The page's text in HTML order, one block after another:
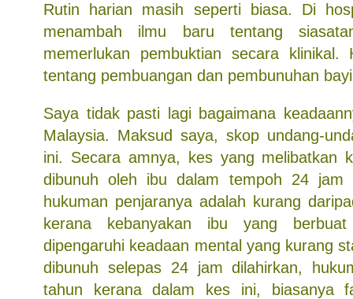
Rutin harian masih seperti biasa. Di
menambah ilmu baru tentang
memerlukan pembuktian secara klinikal.
tentang pembuangan dan pembunuhan
Saya tidak pasti lagi bagaimana
Malaysia. Maksud saya, skop undang-
ini. Secara amnya, kes yang melibatkan
dibunuh oleh ibu dalam tempoh 24 jam
hukuman penjaranya adalah kurang
kerana kebanyakan ibu yang
dipengaruhi keadaan mental yang kurang
dibunuh selepas 24 jam dilahirkan,
tahun kerana dalam kes ini, biasanya